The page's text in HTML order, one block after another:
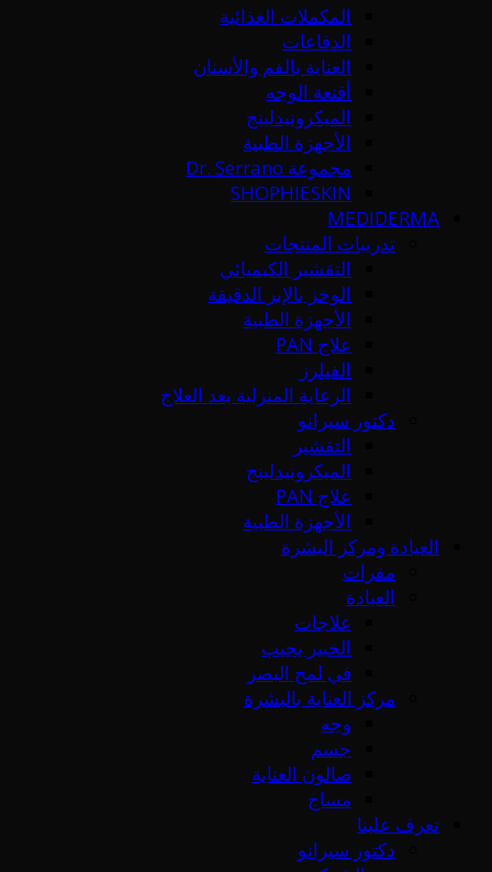
المكملات الغذائية
الدفاعات
العناية بالفم والأسنان
أقنعة الوجه
الميكرونيدلينج
الأجهزة الطبية
مجموعة Dr. Serrano
SHOPHIESKIN
MEDIDERMA
تدريبات المنتجات
التقشير الكيميائي
الوخز بالإبر الدقيقة
الأجهزة الطبية
علاج PAN
الفيلرز
الرعاية المنزلية بعد العلاج
دكتور سيرانو
التقشير
الميكرونيدلينج
علاج PAN
الأجهزة الطبية
العيادة ومركز البشرة
مقرات
العيادة
علاجات
الخبير يجيب
في لمح البصر
مركز العناية بالبشرة
وجه
جسم
صالون العناية
مساج
تعرف علينا
دكتور سيرانو